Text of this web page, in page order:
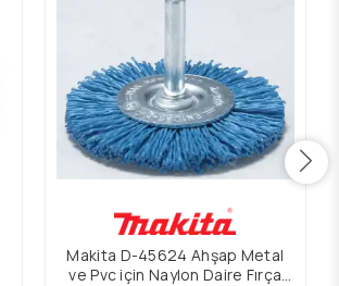
Makita D-45624 Ahşap Metal
ve Pvc için Naylon Daire Fırça